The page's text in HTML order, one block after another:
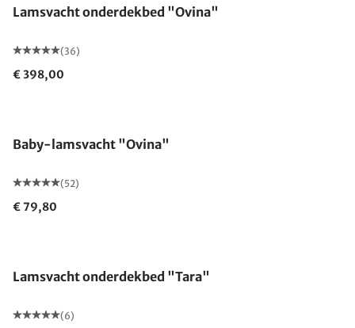
Lamsvacht onderdekbed "Ovina"
(36)
€ 398,00
Baby-lamsvacht "Ovina"
(52)
€ 79,80
Lamsvacht onderdekbed "Tara"
(6)